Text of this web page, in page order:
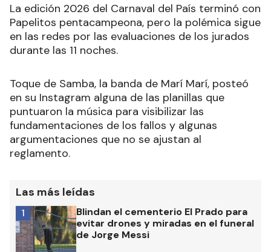
La edición 2026 del Carnaval del País terminó con
Papelitos pentacampeona, pero la polémica sigue
en las redes por las evaluaciones de los jurados
durante las 11 noches.
Toque de Samba, la banda de Marí Marí, posteó
en su Instagram alguna de las planillas que
puntuaron la música para visibilizar las
fundamentaciones de los fallos y algunas
argumentaciones que no se ajustan al
reglamento.
Las más leídas
Blindan el cementerio El Prado para
evitar drones y miradas en el funeral
de Jorge Messi
1